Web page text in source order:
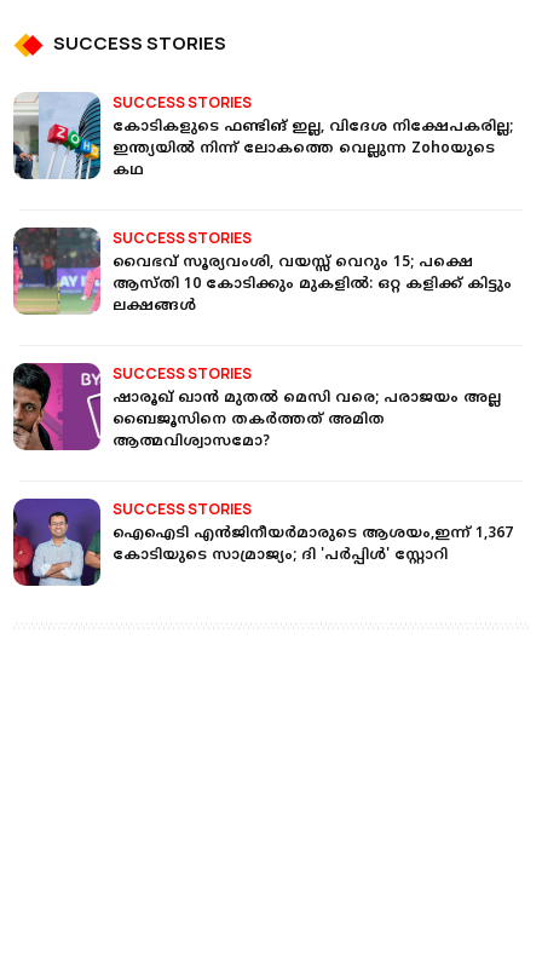
SUCCESS STORIES
SUCCESS STORIES
കോടികളുടെ ഫണ്ടിങ് ഇല്ല, വിദേശ നിക്ഷേപകരില്ല;
ഇന്ത്യയിൽ നിന്ന് ലോകത്തെ വെല്ലുന്ന Zohoയുടെ
കഥ
SUCCESS STORIES
വൈഭവ് സൂര്യവംശി, വയസ്സ് വെറും 15; പക്ഷെ
ആസ്തി 10 കോടിക്കും മുകളില്‍: ഒറ്റ കളിക്ക് കിട്ടും
ലക്ഷങ്ങള്‍
SUCCESS STORIES
ഷാരൂഖ് ഖാൻ മുതൽ മെസി വരെ; പരാജയം അല്ല
ബൈജൂസിനെ തകർത്തത് അമിത
ആത്മവിശ്വാസമോ?
SUCCESS STORIES
ഐഐടി എൻജിനീയർമാരുടെ ആശയം,ഇന്ന് 1,367
കോടിയുടെ സാമ്രാജ്യം; ദി 'പർപ്പിൾ' സ്റ്റോറി